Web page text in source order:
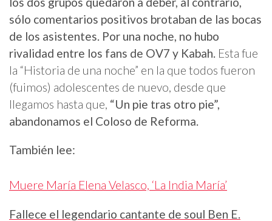
sólo comentarios positivos brotaban de las bocas
de los asistentes. Por una noche, no hubo
rivalidad entre los fans de OV7 y Kabah. Esta fue
la “Historia de una noche” en la que todos fueron
(fuimos) adolescentes de nuevo, desde que
llegamos hasta que, “Un pie tras otro pie”,
abandonamos el Coloso de Reforma.
También lee:
Muere María Elena Velasco, ‘La India María’
Fallece el legendario cantante de soul Ben E.